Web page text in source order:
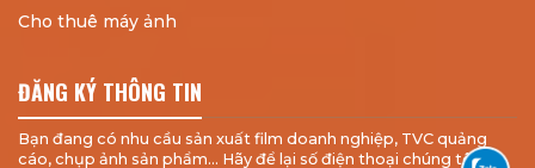
Cho thuê máy ảnh
ĐĂNG KÝ THÔNG TIN
Bạn đang có nhu cầu sản xuất film doanh nghiệp, TVC quảng
cáo, chụp ảnh sản phẩm... Hãy để lại số điện thoại chúng tôi sẽ